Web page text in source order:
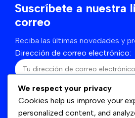
Suscríbete a nuestra
correo
Reciba las últimas novedades y
Dirección de correo electrónico:
He leído y acepto los
We respect your privacy
Cookies help us improve your
personalized content, and